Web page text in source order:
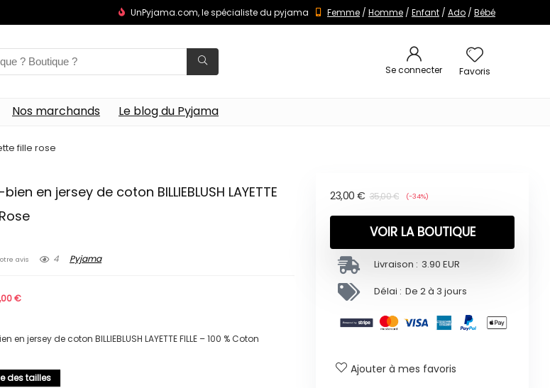
UnPyjama.com, le spécialiste du pyjama Femme / Homme / Enfant / Ado / Bébé
Se connecter Favoris
Nos marchands Le blog du Pyjama
fille rose
en jersey de coton BILLIEBLUSH LAYETTE
avis 4 Pyjama
€
en jersey de coton BILLIEBLUSH LAYETTE FILLE – 100 % Coton
des tailles
35,00€
23,00 € (-34%)
VOIR LA BOUTIQUE
Livraison : 3.90 EUR
Délai : De 2 à 3 jours
Ajouter à mes favoris